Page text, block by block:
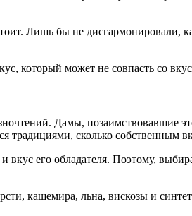
Лишь бы не дисгармонировали,
который может не совпасть со
Дамы, позаимствовавшие
традициями, сколько собственным
его обладателя. Поэтому,
кашемира, льна, вискозы и